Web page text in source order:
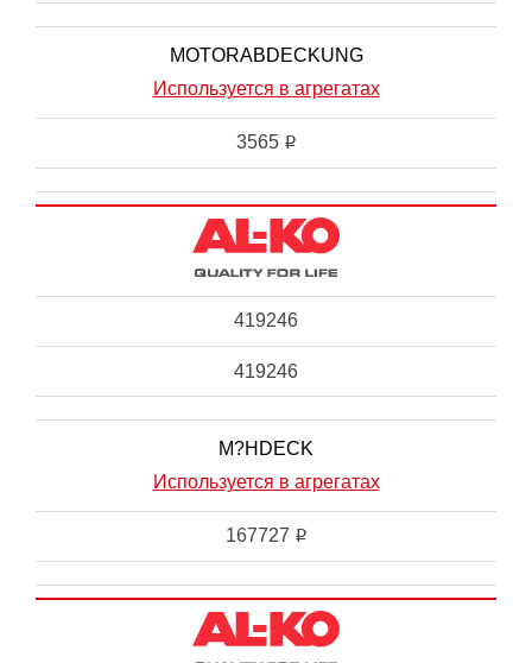
MOTORABDECKUNG
Используется в агрегатах
3565 i
419246
419246
M?HDECK
Используется в агрегатах
167727 i